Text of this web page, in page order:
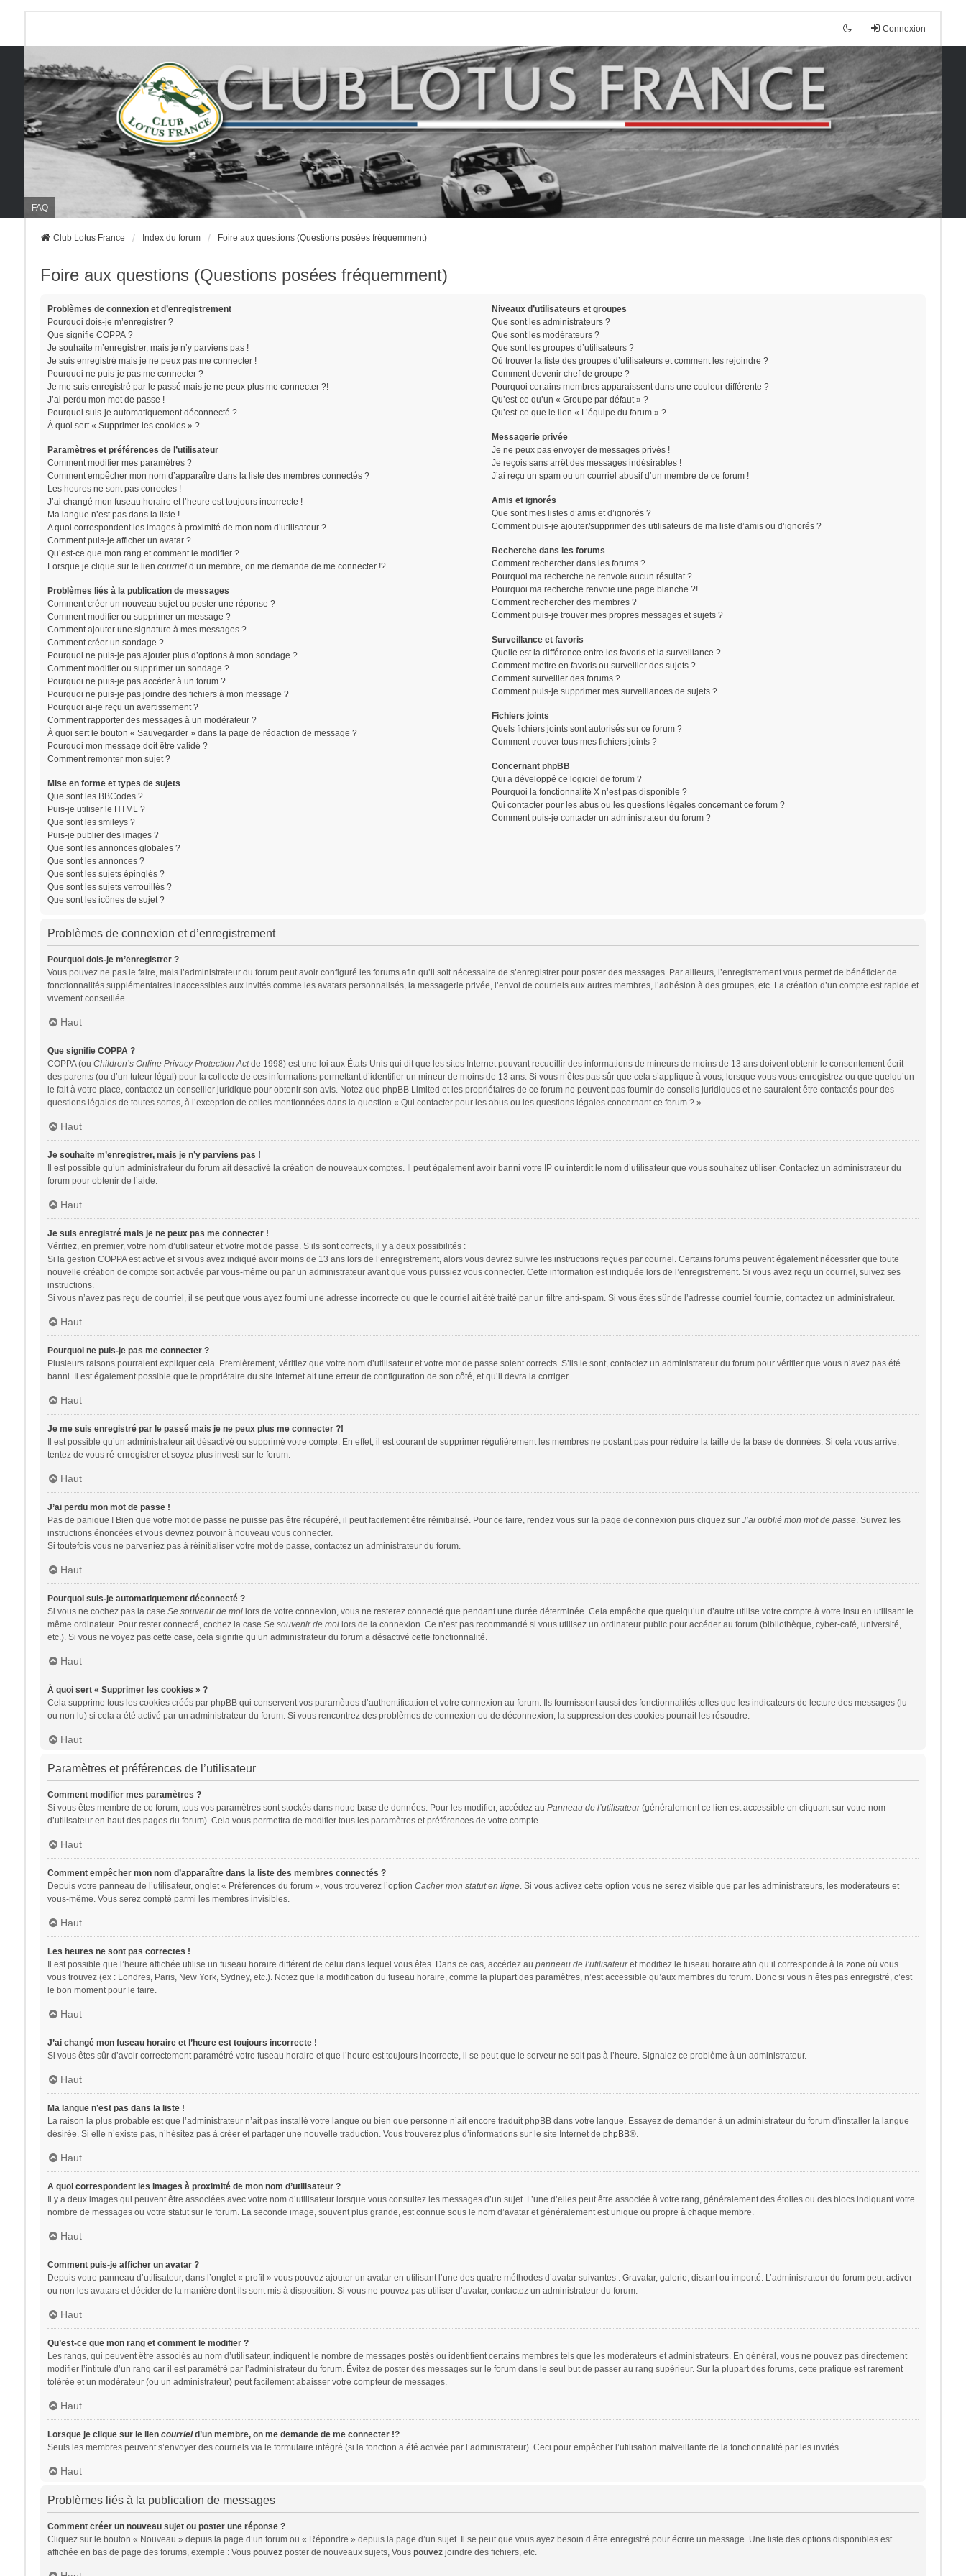
Connexion
FAQ
Club Lotus France Index du forum Foire aux questions (Questions posées fréquemment)
Foire aux questions (Questions posées fréquemment)
Problèmes de connexion et d’enregistrement
Pourquoi dois-je m’enregistrer ?
Que signifie COPPA ?
Je souhaite m’enregistrer, mais je n’y parviens pas !
Je suis enregistré mais je ne peux pas me connecter !
Pourquoi ne puis-je pas me connecter ?
Je me suis enregistré par le passé mais je ne peux plus me connecter ?!
J’ai perdu mon mot de passe !
Pourquoi suis-je automatiquement déconnecté ?
À quoi sert « Supprimer les cookies » ?
Paramètres et préférences de l’utilisateur
Comment modifier mes paramètres ?
Comment empêcher mon nom d’apparaître dans la liste des membres connectés ?
Les heures ne sont pas correctes !
J’ai changé mon fuseau horaire et l’heure est toujours incorrecte !
Ma langue n’est pas dans la liste !
A quoi correspondent les images à proximité de mon nom d’utilisateur ?
Comment puis-je afficher un avatar ?
Qu’est-ce que mon rang et comment le modifier ?
Lorsque je clique sur le lien courrield’un membre, on me demande de me connecter !?
Problèmes liés à la publication de messages
Comment créer un nouveau sujet ou poster une réponse ?
Comment modifier ou supprimer un message ?
Comment ajouter une signature à mes messages ?
Comment créer un sondage ?
Pourquoi ne puis-je pas ajouter plus d’options à mon sondage ?
Comment modifier ou supprimer un sondage ?
Pourquoi ne puis-je pas accéder à un forum ?
Pourquoi ne puis-je pas joindre des fichiers à mon message ?
Pourquoi ai-je reçu un avertissement ?
Comment rapporter des messages à un modérateur ?
À quoi sert le bouton « Sauvegarder » dans la page de rédaction de message ?
Pourquoi mon message doit être validé ?
Comment remonter mon sujet ?
Mise en forme et types de sujets
Que sont les BBCodes ?
Puis-je utiliser le HTML ?
Que sont les smileys ?
Puis-je publier des images ?
Que sont les annonces globales ?
Que sont les annonces ?
Que sont les sujets épinglés ?
Que sont les sujets verrouillés ?
Que sont les icônes de sujet ?
Niveaux d’utilisateurs et groupes
Que sont les administrateurs ?
Que sont les modérateurs ?
Que sont les groupes d’utilisateurs ?
Où trouver la liste des groupes d’utilisateurs et comment les rejoindre ?
Comment devenir chef de groupe ?
Pourquoi certains membres apparaissent dans une couleur différente ?
Qu’est-ce qu’un « Groupe par défaut » ?
Qu’est-ce que le lien « L’équipe du forum » ?
Messagerie privée
Je ne peux pas envoyer de messages privés !
Je reçois sans arrêt des messages indésirables !
J’ai reçu un spam ou un courriel abusif d’un membre de ce forum !
Amis et ignorés
Que sont mes listes d’amis et d’ignorés ?
Comment puis-je ajouter/supprimer des utilisateurs de ma liste d’amis ou d’ignorés ?
Recherche dans les forums
Comment rechercher dans les forums ?
Pourquoi ma recherche ne renvoie aucun résultat ?
Pourquoi ma recherche renvoie une page blanche ?!
Comment rechercher des membres ?
Comment puis-je trouver mes propres messages et sujets ?
Surveillance et favoris
Quelle est la différence entre les favoris et la surveillance ?
Comment mettre en favoris ou surveiller des sujets ?
Comment surveiller des forums ?
Comment puis-je supprimer mes surveillances de sujets ?
Fichiers joints
Quels fichiers joints sont autorisés sur ce forum ?
Comment trouver tous mes fichiers joints ?
Concernant phpBB
Qui a développé ce logiciel de forum ?
Pourquoi la fonctionnalité X n’est pas disponible ?
Qui contacter pour les abus ou les questions légales concernant ce forum ?
Comment puis-je contacter un administrateur du forum ?
Problèmes de connexion et d’enregistrement
Pourquoi dois-je m’enregistrer ?
Vous pouvez ne pas le faire, mais l’administrateur du forum peut avoir configuré les forums afin qu’il soit nécessaire de s’enregistrer pour poster des messages. Par ailleurs, l’enregistrement vous permet de bénéficier de
fonctionnalités supplémentaires inaccessibles aux invités comme les avatars personnalisés, la messagerie privée, l’envoi de courriels aux autres membres, l’adhésion à des groupes, etc. La création d’un compte est rapide et
vivement conseillée.
Haut
Que signifie COPPA ?
COPPA (ou Children’s Online Privacy Protection Actde 1998) est une loi aux États-Unis qui dit que les sites Internet pouvant recueillir des informations de mineurs de moins de 13 ans doivent obtenir le consentement écrit
des parents (ou d’un tuteur légal) pour la collecte de ces informations permettant d’identifier un mineur de moins de 13 ans. Si vous n’êtes pas sûr que cela s’applique à vous, lorsque vous vous enregistrez ou que quelqu’un
le fait à votre place, contactez un conseiller juridique pour obtenir son avis. Notez que phpBB Limited et les propriétaires de ce forum ne peuvent pas fournir de conseils juridiques et ne sauraient être contactés pour des
questions légales de toutes sortes, à l’exception de celles mentionnées dans la question « Qui contacter pour les abus ou les questions légales concernant ce forum ? ».
Haut
Je souhaite m’enregistrer, mais je n’y parviens pas !
Il est possible qu’un administrateur du forum ait désactivé la création de nouveaux comptes. Il peut également avoir banni votre IP ou interdit le nom d’utilisateur que vous souhaitez utiliser. Contactez un administrateur du
forum pour obtenir de l’aide.
Haut
Je suis enregistré mais je ne peux pas me connecter !
Vérifiez, en premier, votre nom d’utilisateur et votre mot de passe. S’ils sont corrects, il y a deux possibilités :
Si la gestion COPPA est active et si vous avez indiqué avoir moins de 13 ans lors de l’enregistrement, alors vous devrez suivre les instructions reçues par courriel. Certains forums peuvent également nécessiter que toute
nouvelle création de compte soit activée par vous-même ou par un administrateur avant que vous puissiez vous connecter. Cette information est indiquée lors de l’enregistrement. Si vous avez reçu un courriel, suivez ses
instructions.
Si vous n’avez pas reçu de courriel, il se peut que vous ayez fourni une adresse incorrecte ou que le courriel ait été traité par un filtre anti-spam. Si vous êtes sûr de l’adresse courriel fournie, contactez un administrateur.
Haut
Pourquoi ne puis-je pas me connecter ?
Plusieurs raisons pourraient expliquer cela. Premièrement, vérifiez que votre nom d’utilisateur et votre mot de passe soient corrects. S’ils le sont, contactez un administrateur du forum pour vérifier que vous n’avez pas été
banni. Il est également possible que le propriétaire du site Internet ait une erreur de configuration de son côté, et qu’il devra la corriger.
Haut
Je me suis enregistré par le passé mais je ne peux plus me connecter ?!
Il est possible qu’un administrateur ait désactivé ou supprimé votre compte. En effet, il est courant de supprimer régulièrement les membres ne postant pas pour réduire la taille de la base de données. Si cela vous arrive,
tentez de vous ré-enregistrer et soyez plus investi sur le forum.
Haut
J’ai perdu mon mot de passe !
Pas de panique ! Bien que votre mot de passe ne puisse pas être récupéré, il peut facilement être réinitialisé. Pour ce faire, rendez vous sur la page de connexion puis cliquez sur J’ai oublié mon mot de passe. Suivez les
instructions énoncées et vous devriez pouvoir à nouveau vous connecter.
Si toutefois vous ne parveniez pas à réinitialiser votre mot de passe, contactez un administrateur du forum.
Haut
Pourquoi suis-je automatiquement déconnecté ?
Si vous ne cochez pas la case Se souvenir de moilors de votre connexion, vous ne resterez connecté que pendant une durée déterminée. Cela empêche que quelqu’un d’autre utilise votre compte à votre insu en utilisant le
même ordinateur. Pour rester connecté, cochez la case Se souvenir de moilors de la connexion. Ce n’est pas recommandé si vous utilisez un ordinateur public pour accéder au forum (bibliothèque, cyber-café, université,
etc.). Si vous ne voyez pas cette case, cela signifie qu’un administrateur du forum a désactivé cette fonctionnalité.
Haut
À quoi sert « Supprimer les cookies » ?
Cela supprime tous les cookies créés par phpBB qui conservent vos paramètres d’authentification et votre connexion au forum. Ils fournissent aussi des fonctionnalités telles que les indicateurs de lecture des messages (lu
ou non lu) si cela a été activé par un administrateur du forum. Si vous rencontrez des problèmes de connexion ou de déconnexion, la suppression des cookies pourrait les résoudre.
Haut
Paramètres et préférences de l’utilisateur
Comment modifier mes paramètres ?
Si vous êtes membre de ce forum, tous vos paramètres sont stockés dans notre base de données. Pour les modifier, accédez au Panneau de l’utilisateur(généralement ce lien est accessible en cliquant sur votre nom
d’utilisateur en haut des pages du forum). Cela vous permettra de modifier tous les paramètres et préférences de votre compte.
Haut
Comment empêcher mon nom d’apparaître dans la liste des membres connectés ?
Depuis votre panneau de l’utilisateur, onglet « Préférences du forum », vous trouverez l’option Cacher mon statut en ligne. Si vous activez cette option vous ne serez visible que par les administrateurs, les modérateurs et
vous-même. Vous serez compté parmi les membres invisibles.
Haut
Les heures ne sont pas correctes !
Il est possible que l’heure affichée utilise un fuseau horaire différent de celui dans lequel vous êtes. Dans ce cas, accédez au panneau de l’utilisateuret modifiez le fuseau horaire afin qu’il corresponde à la zone où vous
vous trouvez (ex : Londres, Paris, New York, Sydney, etc.). Notez que la modification du fuseau horaire, comme la plupart des paramètres, n’est accessible qu’aux membres du forum. Donc si vous n’êtes pas enregistré, c’est
le bon moment pour le faire.
Haut
J’ai changé mon fuseau horaire et l’heure est toujours incorrecte !
Si vous êtes sûr d’avoir correctement paramétré votre fuseau horaire et que l’heure est toujours incorrecte, il se peut que le serveur ne soit pas à l’heure. Signalez ce problème à un administrateur.
Haut
Ma langue n’est pas dans la liste !
La raison la plus probable est que l’administrateur n’ait pas installé votre langue ou bien que personne n’ait encore traduit phpBB dans votre langue. Essayez de demander à un administrateur du forum d’installer la langue
désirée. Si elle n’existe pas, n’hésitez pas à créer et partager une nouvelle traduction. Vous trouverez plus d’informations sur le site Internet de phpBB®.
Haut
A quoi correspondent les images à proximité de mon nom d’utilisateur ?
Il y a deux images qui peuvent être associées avec votre nom d’utilisateur lorsque vous consultez les messages d’un sujet. L’une d’elles peut être associée à votre rang, généralement des étoiles ou des blocs indiquant votre
nombre de messages ou votre statut sur le forum. La seconde image, souvent plus grande, est connue sous le nom d’avatar et généralement est unique ou propre à chaque membre.
Haut
Comment puis-je afficher un avatar ?
Depuis votre panneau d’utilisateur, dans l’onglet « profil » vous pouvez ajouter un avatar en utilisant l’une des quatre méthodes d’avatar suivantes : Gravatar, galerie, distant ou importé. L’administrateur du forum peut activer
ou non les avatars et décider de la manière dont ils sont mis à disposition. Si vous ne pouvez pas utiliser d’avatar, contactez un administrateur du forum.
Haut
Qu’est-ce que mon rang et comment le modifier ?
Les rangs, qui peuvent être associés au nom d’utilisateur, indiquent le nombre de messages postés ou identifient certains membres tels que les modérateurs et administrateurs. En général, vous ne pouvez pas directement
modifier l’intitulé d’un rang car il est paramétré par l’administrateur du forum. Évitez de poster des messages sur le forum dans le seul but de passer au rang supérieur. Sur la plupart des forums, cette pratique est rarement
tolérée et un modérateur (ou un administrateur) peut facilement abaisser votre compteur de messages.
Haut
Lorsque je clique sur le lien courrield’un membre, on me demande de me connecter !?
Seuls les membres peuvent s’envoyer des courriels via le formulaire intégré (si la fonction a été activée par l’administrateur). Ceci pour empêcher l’utilisation malveillante de la fonctionnalité par les invités.
Haut
Problèmes liés à la publication de messages
Comment créer un nouveau sujet ou poster une réponse ?
Cliquez sur le bouton « Nouveau » depuis la page d’un forum ou « Répondre » depuis la page d’un sujet. Il se peut que vous ayez besoin d’être enregistré pour écrire un message. Une liste des options disponibles est
affichée en bas de page des forums, exemple : Vous pouvezposter de nouveaux sujets, Vous pouvezjoindre des fichiers, etc.